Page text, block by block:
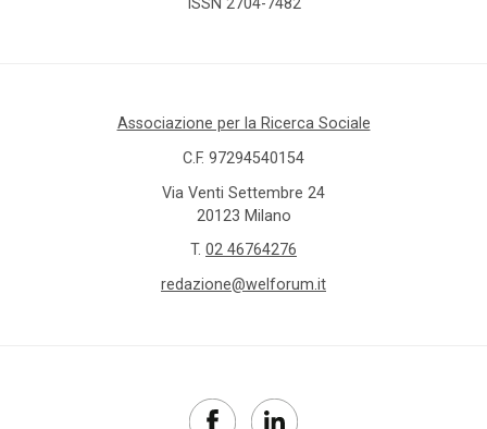
Associazione per la Ricerca Sociale
C.F. 97294540154
Via Venti Settembre 24
20123 Milano
T. 02 46764276
redazione@welforum.it